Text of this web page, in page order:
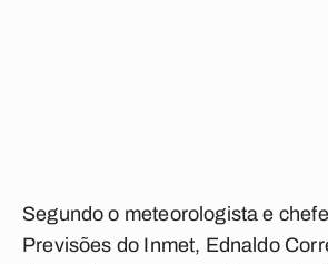
Segundo o meteorologista e
Previsões do Inmet, Ednaldo